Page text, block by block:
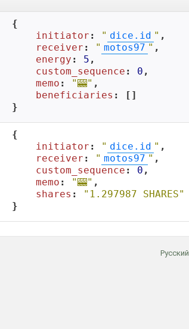
{
initiator : " dice.id " ,
receiver : " motos97 " ,
energy : 5 ,
custom_sequence : 0 ,
memo : "🎰" ,
beneficiaries : []
}
{
initiator : " dice.id " ,
receiver : " motos97 " ,
custom_sequence : 0 ,
memo : "🎰" ,
shares :
"1.297987 SHARES"
}
Русский